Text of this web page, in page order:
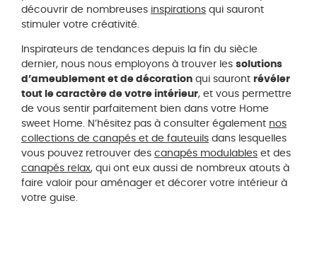
découvrir de nombreuses inspirations qui sauront
stimuler votre créativité.
Inspirateurs de tendances depuis la fin du siècle
dernier, nous nous employons à trouver les solutions
d’ameublement et de décoration qui sauront révéler
tout le caractère de votre intérieur, et vous permettre
de vous sentir parfaitement bien dans votre Home
sweet Home. N’hésitez pas à consulter également nos
collections de canapés et de fauteuils dans lesquelles
vous pouvez retrouver des canapés modulables et des
canapés relax, qui ont eux aussi de nombreux atouts à
faire valoir pour aménager et décorer votre intérieur à
votre guise.